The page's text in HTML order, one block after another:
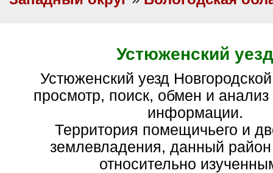
Устюженский уезд
Устюженский уезд Новгородской губернии -
просмотр, поиск, обмен и
информации.
Территория помещичьего и
землевладения, данный район
относительно